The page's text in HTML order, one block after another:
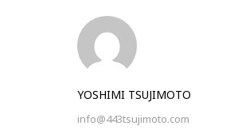
YOSHIMI TSUJIMOTO
info@443tsujimoto.com